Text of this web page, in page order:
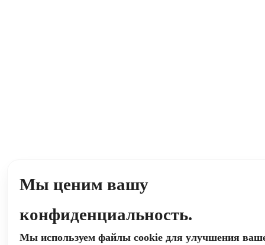
Мы ценим вашу
конфиденциальность.
Мы используем файлы cookie для улучшения